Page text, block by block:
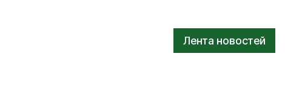
Лента новостей